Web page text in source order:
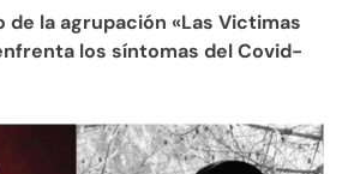
de la agrupación «Las Victimas
los síntomas del Covid-